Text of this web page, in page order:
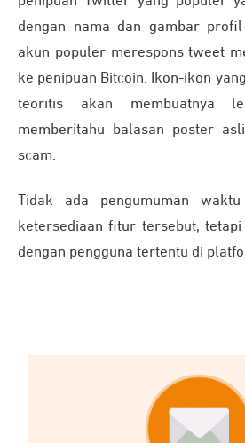
dengan nama dan gambar
akun populer merespons tweet
ke penipuan Bitcoin. Ikon-ikon
teoritis akan membuatnya
memberitahu balasan poster
scam.
Tidak ada pengumuman
ketersediaan fitur tersebut,
dengan pengguna tertentu di